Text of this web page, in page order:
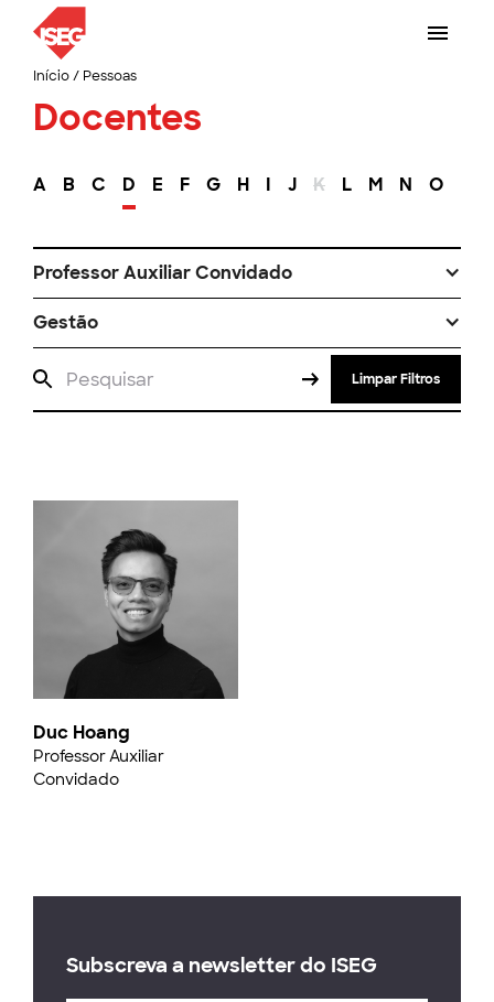
Início/ Pessoas
Docentes
A B C D E F G H I J K L M N O
Professor Auxiliar Convidado
Gestão
Limpar Filtros
Duc Hoang
Professor Auxiliar
Convidado
Subscreva a newsletter do ISEG